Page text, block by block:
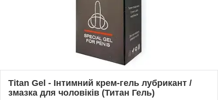
Titan Gel - Інтимний крем-гель лубрикант /
змазка для чоловіків (Титан Гель)